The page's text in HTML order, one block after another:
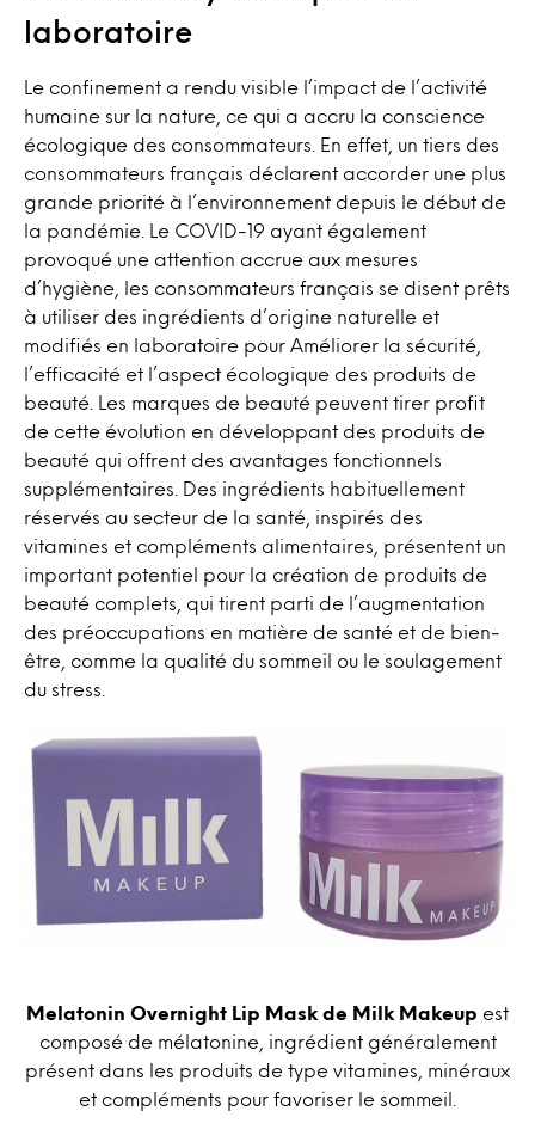
laboratoire
Le confinement a rendu visible l’impact de l’activité
humaine sur la nature, ce qui a accru la conscience
écologique des consommateurs. En effet, un tiers des
consommateurs français déclarent accorder une plus
grande priorité à l’environnement depuis le début de
la pandémie. Le COVID-19 ayant également
provoqué une attention accrue aux mesures
d’hygiène, les consommateurs français se disent prêts
à utiliser des ingrédients d’origine naturelle et
modifiés en laboratoire pour Améliorer la sécurité,
l’efficacité et l’aspect écologique des produits de
beauté. Les marques de beauté peuvent tirer profit
de cette évolution en développant des produits de
beauté qui offrent des avantages fonctionnels
supplémentaires. Des ingrédients habituellement
réservés au secteur de la santé, inspirés des
vitamines et compléments alimentaires, présentent un
important potentiel pour la création de produits de
beauté complets, qui tirent parti de l’augmentation
des préoccupations en matière de santé et de bien-
être, comme la qualité du sommeil ou le soulagement
du stress.
Melatonin Overnight Lip Mask de Milk Makeup est
composé de mélatonine, ingrédient généralement
présent dans les produits de type vitamines, minéraux
et compléments pour favoriser le sommeil.